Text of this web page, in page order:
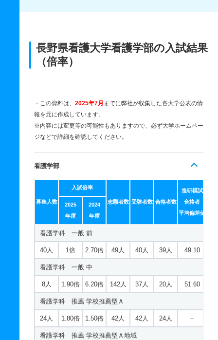
長野県看護大学看護学部の入試結果
（倍率）
・この資料は、 2025年7月 までに弊社が収集した各大学公表の情
報を元に作成しています。
※内容には変更等の可能性もありますので、必ず大学ホームペー
ジなどで詳細を確認してください。
看護学部
募集人数
入試倍率
志願者数 受験者数 合格者数
進研模試
合格者
平均偏差値
2025
年度
2024
年度
看護学科 一般 前
40人 1倍 2.70倍 49人 40人 39人 49.10
看護学科 一般 中
8人 1.90倍 6.20倍 142人 37人 20人 51.60
看護学科 推薦 学校推薦型Ａ
24人 1.80倍 1.50倍 42人 42人 24人 －
看護学科 推薦 学校推薦型Ａ地域